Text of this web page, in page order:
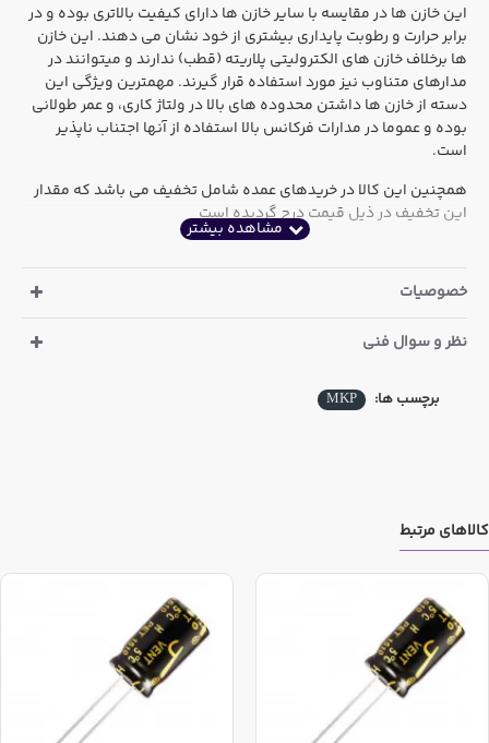
این خازن ها در مقایسه با سایر خازن ها دارای کیفیت بالاتری بوده و در
برابر حرارت و رطوبت پایداری بیشتری از خود نشان می دهند. این خازن
ها برخلاف خازن های الکترولیتی پلاریته (قطب) ندارند و میتوانند در
مدارهای متناوب نیز مورد استفاده قرار گیرند. مهمترین ویژگی این
دسته از خازن ها داشتن محدوده های بالا در ولتاژ کاری، و عمر طولانی
بوده و عموما در مدارات فرکانس بالا استفاده از آنها اجتناب ناپذیر
است.
همچنین این کالا در خریدهای عمده شامل تخفیف می باشد که مقدار
این تخفیف در ذیل قیمت درج گردیده است
خصوصیات
نظر و سوال فنی
برچسب ها: MKP
کالاهای مرتبط